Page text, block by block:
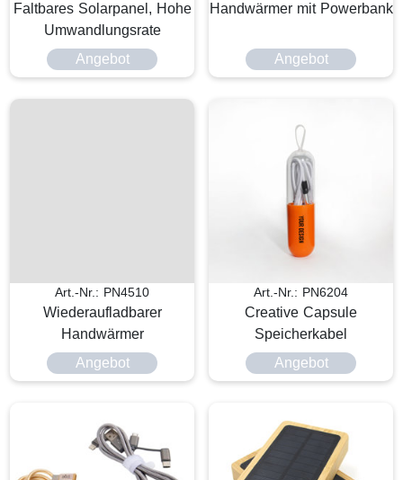
Faltbares Solarpanel, Hohe
Umwandlungsrate
Angebot
Handwärmer mit Powerbank
Angebot
Art.-Nr.: PN4510
Wiederaufladbarer
Handwärmer
Angebot
Art.-Nr.: PN6204
Creative Capsule
Speicherkabel
Angebot